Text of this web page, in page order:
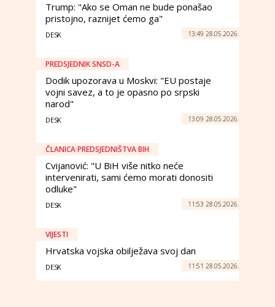
Trump: "Ako se Oman ne bude ponašao
pristojno, raznijet ćemo ga"
DESK 13:49 28.05.2026.
PREDSJEDNIK SNSD-A
Dodik upozorava u Moskvi: "EU postaje
vojni savez, a to je opasno po srpski
narod"
DESK 13:09 28.05.2026.
ČLANICA PREDSJEDNIŠTVA BIH
Cvijanović: "U BiH više nitko neće
intervenirati, sami ćemo morati donositi
odluke"
DESK 11:53 28.05.2026.
VIJESTI
Hrvatska vojska obilježava svoj dan
DESK 11:51 28.05.2026.